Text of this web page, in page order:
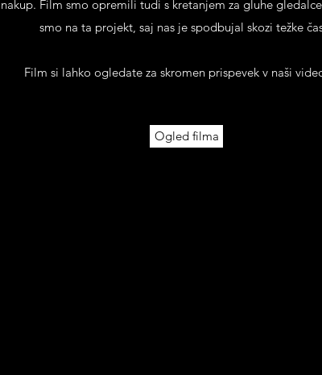
nakup. Film smo opremili tudi s kretanjem za gluhe
smo na ta projekt, saj nas je spodbujal skozi težke
Film si lahko ogledate za skromen prispevek v naši
Ogled filma